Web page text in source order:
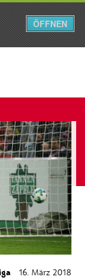
Menü
16. März 2018
ÖFFNEN